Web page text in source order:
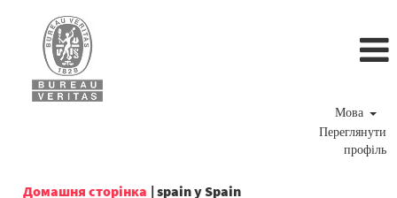
Мова
Переглянути
профіль
Домашня сторінка | spain у Spain(поточна